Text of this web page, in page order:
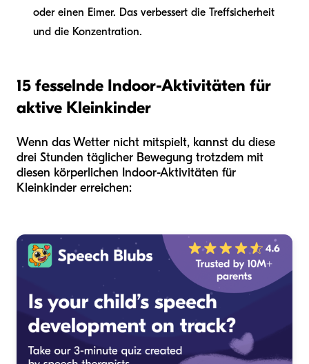
oder einen Eimer. Das verbessert die Treffsicherheit
und die Konzentration.
15 fesselnde Indoor-Aktivitäten für
aktive Kleinkinder
Wenn das Wetter nicht mitspielt, kannst du diese
drei Stunden täglicher Bewegung trotzdem mit
diesen körperlichen Indoor-Aktivitäten für
Kleinkinder erreichen: